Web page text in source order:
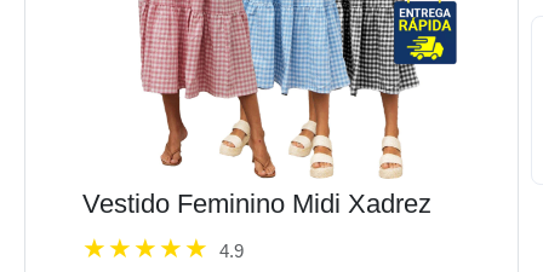
Vestido Feminino Midi Xadrez
4.9